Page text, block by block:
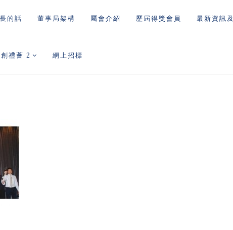
的話 董事局架構 屬會介紹 歷屆得獎會員 最新資訊
禮薈 2 網上招標